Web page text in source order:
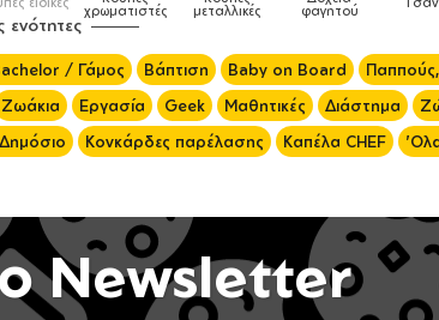
φαγητού μαγειρικής
ενότητες
/ Γάμος Βάπτιση Baby on Board Παππούς,
Ζωάκια Εργασία Geek Μαθητικές Διάστημα
Κονκάρδες παρέλασης Καπέλα CHEF
Newsletter